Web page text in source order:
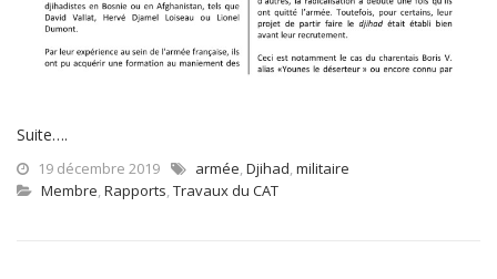
Suite….
19 décembre 2019 armée, Djihad, militaire
Membre, Rapports, Travaux du CAT